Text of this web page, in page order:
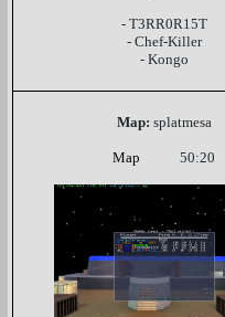
- T3RR0R15T
- Chef-Killer
- Kongo
Map: splatmesa
Map 50:20